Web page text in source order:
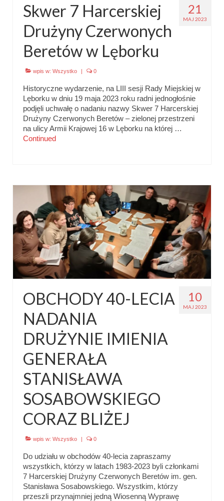
21
MAJ 2023
Skwer 7 Harcerskiej
Drużyny Czerwonych
Beretów w Lęborku
wpis w: Wszystko | 0
Historyczne wydarzenie, na LIII sesji Rady Miejskiej w
Lęborku w dniu 19 maja 2023 roku radni jednogłośnie
podjęli uchwałę o nadaniu nazwy Skwer 7 Harcerskiej
Drużyny Czerwonych Beretów – zielonej przestrzeni
na ulicy Armii Krajowej 16 w Lęborku na której …
Continued
10
MAJ 2023
OBCHODY 40-LECIA
NADANIA
DRUŻYNIE IMIENIA
GENERAŁA
STANISŁAWA
SOSABOWSKIEGO
CORAZ BLIŻEJ
wpis w: Wszystko | 0
Do udziału w obchodów 40-lecia zapraszamy
wszystkich, którzy w latach 1983-2023 byli członkami
7 Harcerskiej Drużyny Czerwonych Beretów im. gen.
Stanisława Sosabowskiego. Wszystkim, którzy
przeszli przynajmniej jedną Wiosenną Wyprawę